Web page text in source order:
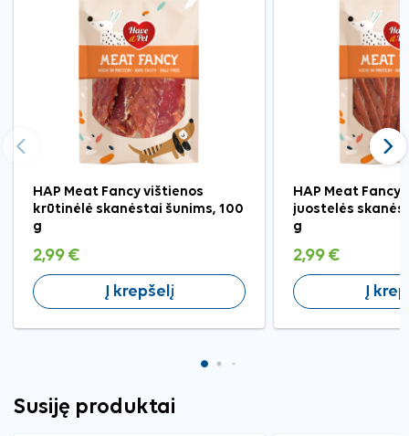
HAP Meat Fancy vištienos
krūtinėlė skanėstai šunims, 100
g
2,99 €
Į krepšelį
HAP Meat Fancy
juostelės
g
2,99 €
Į
Ankstesnis
Susiję produktai